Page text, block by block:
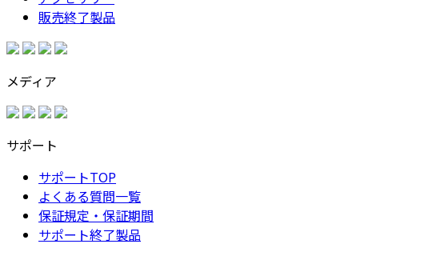
販売終了製品
メディア
サポート
サポートTOP
よくある質問一覧
保証規定・保証期間
サポート終了製品